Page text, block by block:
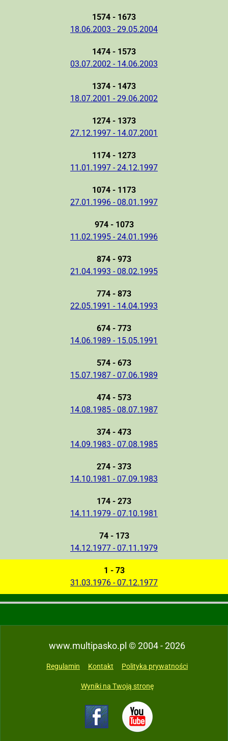
1574 - 1673
18.06.2003 - 29.05.2004
1474 - 1573
03.07.2002 - 14.06.2003
1374 - 1473
18.07.2001 - 29.06.2002
1274 - 1373
27.12.1997 - 14.07.2001
1174 - 1273
11.01.1997 - 24.12.1997
1074 - 1173
27.01.1996 - 08.01.1997
974 - 1073
11.02.1995 - 24.01.1996
874 - 973
21.04.1993 - 08.02.1995
774 - 873
22.05.1991 - 14.04.1993
674 - 773
14.06.1989 - 15.05.1991
574 - 673
15.07.1987 - 07.06.1989
474 - 573
14.08.1985 - 08.07.1987
374 - 473
14.09.1983 - 07.08.1985
274 - 373
14.10.1981 - 07.09.1983
174 - 273
14.11.1979 - 07.10.1981
74 - 173
14.12.1977 - 07.11.1979
1 - 73
31.03.1976 - 07.12.1977
www.multipasko.pl © 2004 - 2026
Regulamin Kontakt Polityka prywatności
Wyniki na Twoją stronę